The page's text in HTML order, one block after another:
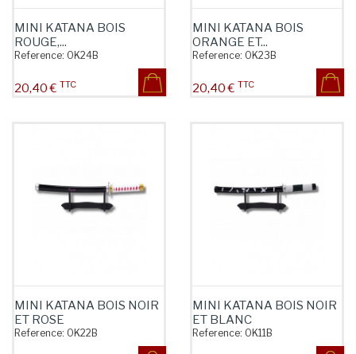
MINI KATANA BOIS
ROUGE,...
Reference: OK24B
Prix
20,40 € TTC
MINI KATANA BOIS
ORANGE ET...
Reference: OK23B
Prix
20,40 € TTC
MINI KATANA BOIS NOIR
ET ROSE
Reference: OK22B
MINI KATANA BOIS NOIR
ET BLANC
Reference: OK11B